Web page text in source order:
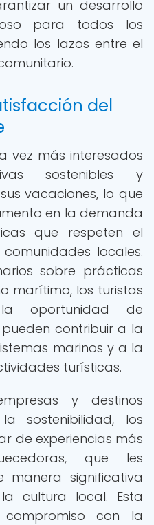
un desarrollo
para todos los
los lazos entre el
del
vez más interesados
sostenibles y
vacaciones, lo que
en la demanda
que respeten el
locales.
sobre prácticas
marítimo, los turistas
la oportunidad de
contribuir a la
marinos y a la
turísticas.
y destinos
sostenibilidad, los
de experiencias más
que les
significativa
cultura local. Esta
con la